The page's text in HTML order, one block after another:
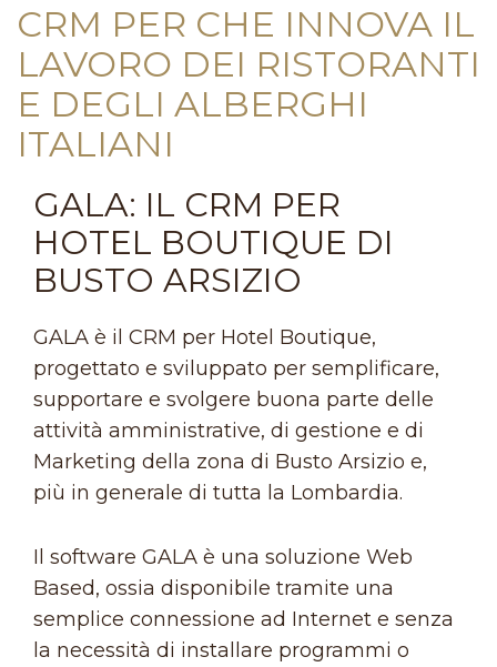
CRM PER CHE INNOVA IL
LAVORO DEI RISTORANTI
E DEGLI ALBERGHI
ITALIANI
GALA: IL CRM PER
HOTEL BOUTIQUE DI
BUSTO ARSIZIO
GALA è il CRM per Hotel Boutique,
progettato e sviluppato per semplificare,
supportare e svolgere buona parte delle
attività amministrative, di gestione e di
Marketing della zona di Busto Arsizio e,
più in generale di tutta la Lombardia.
Il software GALA è una soluzione Web
Based, ossia disponibile tramite una
semplice connessione ad Internet e senza
la necessità di installare programmi o